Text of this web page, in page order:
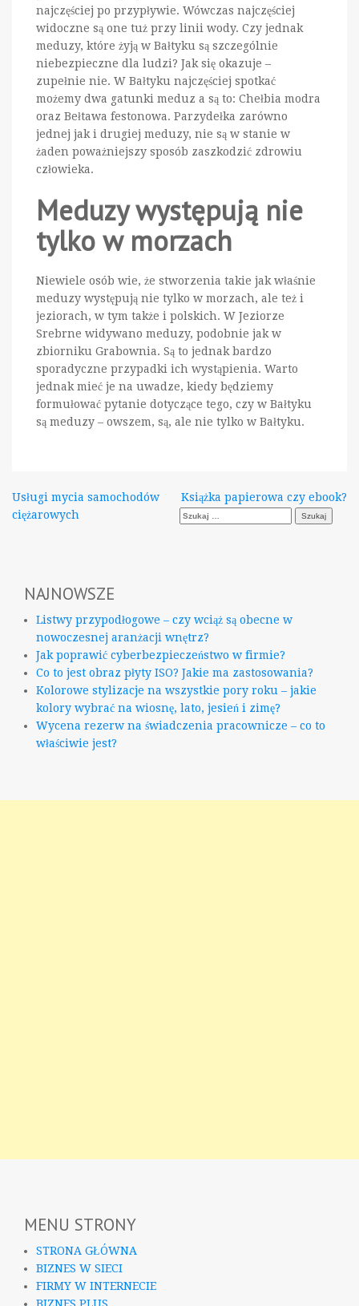
najczęściej po przypływie. Wówczas najczęściej
widoczne są one tuż przy linii wody. Czy jednak
meduzy, które żyją w Bałtyku są szczególnie
niebezpieczne dla ludzi? Jak się okazuje –
zupełnie nie. W Bałtyku najczęściej spotkać
możemy dwa gatunki meduz a są to: Chełbia modra
oraz Bełtawa festonowa. Parzydełka zarówno
jednej jak i drugiej meduzy, nie są w stanie w
żaden poważniejszy sposób zaszkodzić zdrowiu
człowieka.
Meduzy występują nie
tylko w morzach
Niewiele osób wie, że stworzenia takie jak właśnie
meduzy występują nie tylko w morzach, ale też i
jeziorach, w tym także i polskich. W Jeziorze
Srebrne widywano meduzy, podobnie jak w
zbiorniku Grabownia. Są to jednak bardzo
sporadyczne przypadki ich wystąpienia. Warto
jednak mieć je na uwadze, kiedy będziemy
formułować pytanie dotyczące tego, czy w Bałtyku
są meduzy – owszem, są, ale nie tylko w Bałtyku.
Nawigacja
wpisu
Usługi mycia samochodów
ciężarowych
Książka papierowa czy ebook?
Szukaj:
NAJNOWSZE
Listwy przypodłogowe – czy wciąż są obecne w
nowoczesnej aranżacji wnętrz?
Jak poprawić cyberbezpieczeństwo w firmie?
Co to jest obraz płyty ISO? Jakie ma zastosowania?
Kolorowe stylizacje na wszystkie pory roku – jakie
kolory wybrać na wiosnę, lato, jesień i zimę?
Wycena rezerw na świadczenia pracownicze – co to
właściwie jest?
MENU STRONY
STRONA GŁÓWNA
BIZNES W SIECI
FIRMY W INTERNECIE
BIZNES PLUS